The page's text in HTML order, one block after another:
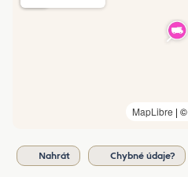
MapLibre | ©
Nahrát Chybné údaje?